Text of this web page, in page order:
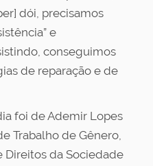
dói, precisamos
e
conseguimos
de reparação e de
foi de Ademir Lopes
Trabalho de Gênero,
Direitos da Sociedade